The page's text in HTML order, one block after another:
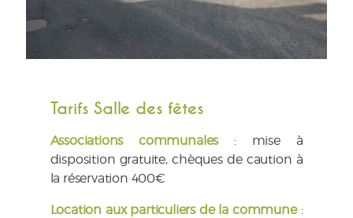
Tarifs Salle des fêtes
Associations communales : mise à
disposition gratuite, chèques de caution à
la réservation 400€
Location aux particuliers de la commune :